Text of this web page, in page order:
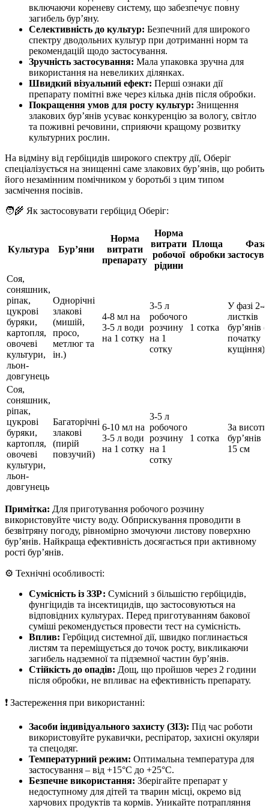
включаючи кореневу систему, що забезпечує повну
загибель бур’яну.
Селективність до культур: Безпечний для широкого
спектру дводольних культур при дотриманні норм та
рекомендацій щодо застосування.
Зручність застосування: Мала упаковка зручна для
використання на невеликих ділянках.
Швидкий візуальний ефект: Перші ознаки дії
препарату помітні вже через кілька днів після обробки.
Покращення умов для росту культур: Знищення
злакових бур’янів усуває конкуренцію за вологу, світло
та поживні речовини, сприяючи кращому розвитку
культурних рослин.
На відміну від гербіцидів широкого спектру дії, Оберіг
спеціалізується на знищенні саме злакових бур’янів, що робить
його незамінним помічником у боротьбі з цим типом
засмічення посівів.
🧑‍🌾 Як застосовувати гербіцид Оберіг:
Культура Бур’яни
Норма
витрати
препарату
Норма
витрати
робочої
рідини
Площа
обробки
Фаза
Соя,
соняшник,
ріпак,
цукрові
буряки,
картопля,
овочеві
культури,
льон-
довгунець
Однорічні
злакові
(мишій,
просо,
метлюг та
ін.)
4-8 мл на
3-5 л води
на 1 сотку
3-5 л
робочого
розчину
на 1
сотку
1 сотка
У фазі 2-4
листків
бур’янів
початку
кущіння)
Соя,
соняшник,
ріпак,
цукрові
буряки,
картопля,
овочеві
культури,
льон-
довгунець
Багаторічні
злакові
(пирій
повзучий)
6-10 мл на
3-5 л води
на 1 сотку
3-5 л
робочого
розчину
на 1
сотку
1 сотка
За висоти
бур’янів
15 см
Примітка: Для приготування робочого розчину
використовуйте чисту воду. Обприскування проводити в
безвітряну погоду, рівномірно змочуючи листову поверхню
бур’янів. Найкраща ефективність досягається при активному
рості бур’янів.
⚙️ Технічні особливості:
Сумісність із ЗЗР: Сумісний з більшістю гербіцидів,
фунгіцидів та інсектицидів, що застосовуються на
відповідних культурах. Перед приготуванням бакової
суміші рекомендується провести тест на сумісність.
Вплив: Гербіцид системної дії, швидко поглинається
листям та переміщується до точок росту, викликаючи
загибель надземної та підземної частин бур’янів.
Стійкість до опадів: Дощ, що пройшов через 2 години
після обробки, не впливає на ефективність препарату.
❗ Застереження при використанні:
Засоби індивідуального захисту (ЗІЗ): Під час роботи
використовуйте рукавички, респіратор, захисні окуляри
та спецодяг.
Температурний режим: Оптимальна температура для
застосування – від +15°C до +25°C.
Безпечне використання: Зберігайте препарат у
недоступному для дітей та тварин місці, окремо від
харчових продуктів та кормів. Уникайте потрапляння